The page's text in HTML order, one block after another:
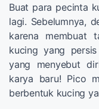
Buat para pecinta
lagi. Sebelumnya,
karena membuat
kucing yang
yang menyebut
karya baru! Pico
berbentuk kucing